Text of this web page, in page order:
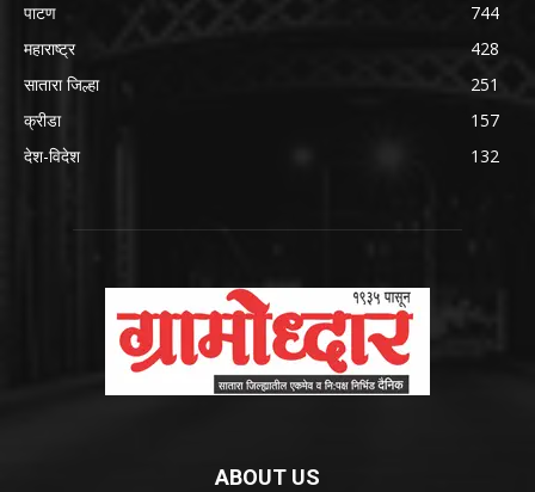
पाटण
744
महाराष्ट्र
428
सातारा जिल्हा
251
क्रीडा
157
देश-विदेश
132
ABOUT US